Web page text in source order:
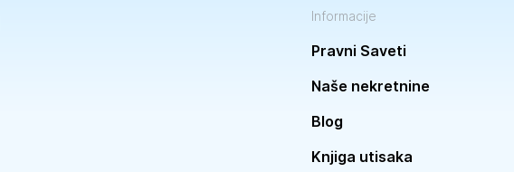
Informacije
Pravni Saveti
Naše nekretnine
Blog
Knjiga utisaka